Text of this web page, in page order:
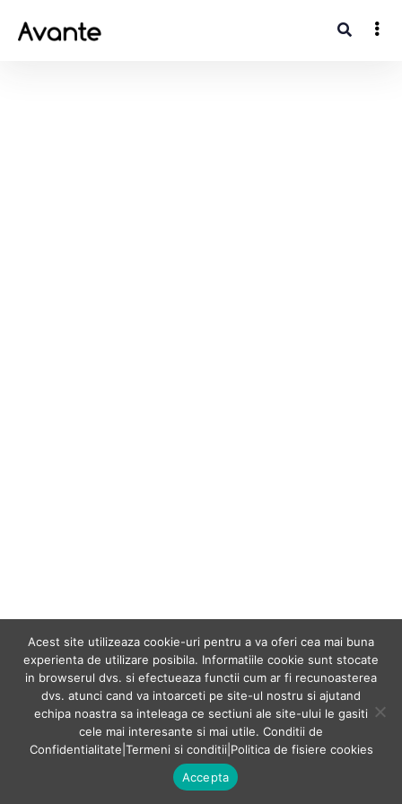
Acest site utilizeaza cookie-uri pentru a va oferi cea mai buna
experienta de utilizare posibila. Informatiile cookie sunt stocate
in browserul dvs. si efectueaza functii cum ar fi recunoasterea
dvs. atunci cand va intoarceti pe site-ul nostru si ajutand
echipa noastra sa inteleaga ce sectiuni ale site-ului le gasiti
cele mai interesante si mai utile. Conditii de
Confidentialitate Termeni si conditii Politica de fisiere cookies
Accepta